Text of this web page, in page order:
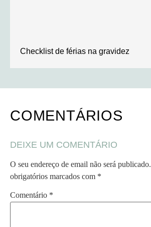
Checklist de férias na gravidez
COMENTÁRIOS
DEIXE UM COMENTÁRIO
O seu endereço de email não será publicado.
obrigatórios marcados com *
Comentário *